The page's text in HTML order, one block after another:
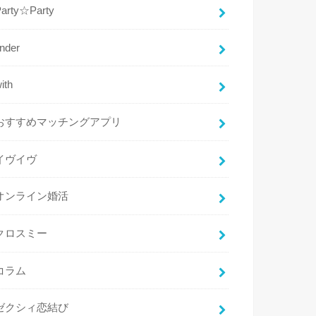
すすめマッチングアプリ
ヴイヴ
ンライン婚活
ロスミー
ラム
クシィ恋結び